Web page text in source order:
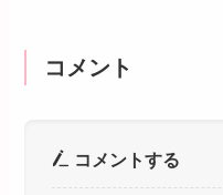
コメント
コメントする